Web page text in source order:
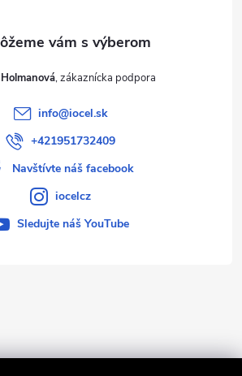
info@iocel.sk
+421951732409
Navštívte náš facebook
iocelcz
Sledujte náš YouTube